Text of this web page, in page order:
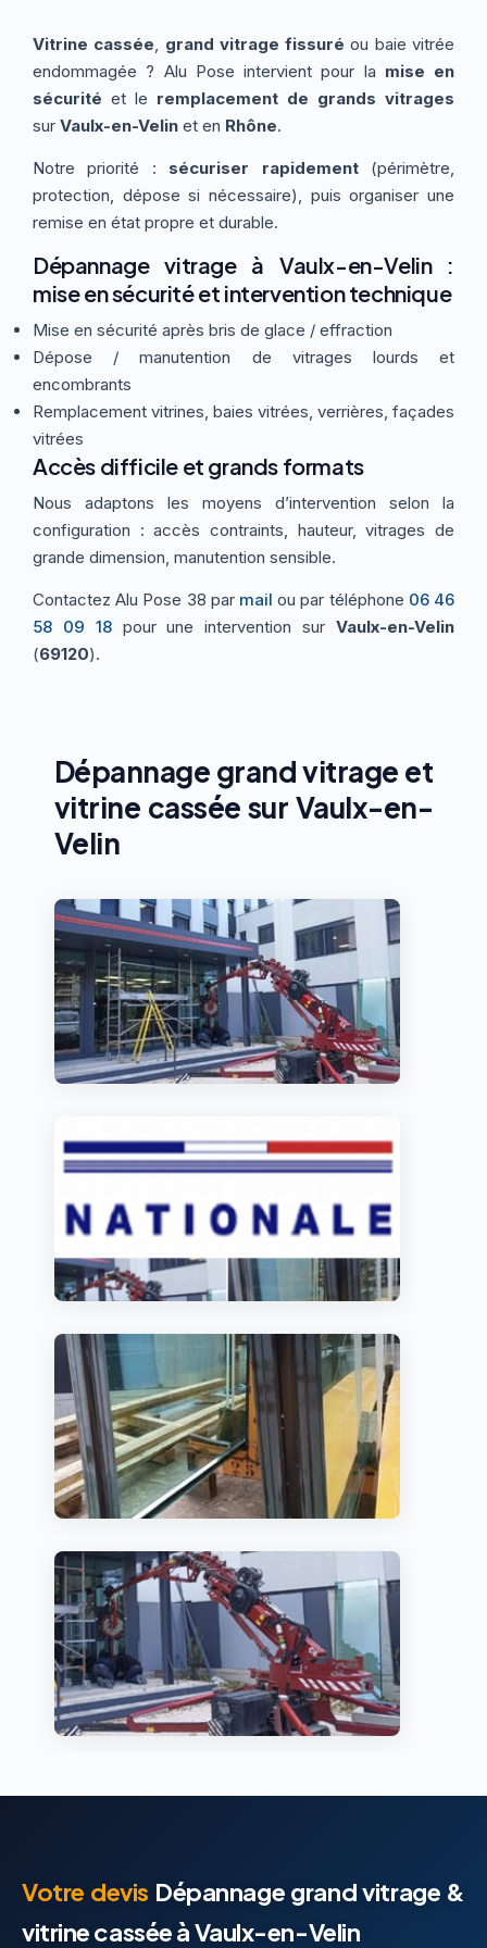
ETRE RAPPELÉ
Vitrine cassée grand vitrage fissuré ou baie vitrée
endommagée ? Alu Pose intervient pour la mise en
sécurité et le remplacement de grands vitrages
sur Vaulx-en-Velin et en Rhône.
Notre priorité : sécuriser rapidement(périmètre,
protection, dépose si nécessaire), puis organiser une
remise en état propre et durable.
Dépannage vitrage à Vaulx-en-Velin :
mise en sécurité et intervention technique
Mise en sécurité après bris de glace / effraction
Dépose / manutention de vitrages lourds et
encombrants
Remplacement vitrines, baies vitrées, verrières, façades
vitrées
Accès difficile et grands formats
Nous adaptons les moyens d’intervention selon la
configuration : accès contraints, hauteur, vitrages de
grande dimension, manutention sensible.
Contactez Alu Pose 38 par mail ou par téléphone 06 46
58 09 18pour une intervention surVaulx-en-Velin
(69120).
Dépannage grand vitrage et
vitrine cassée sur Vaulx-en-
Velin
Votre devis Dépannage grand vitrage &
vitrine cassée à Vaulx-en-Velin